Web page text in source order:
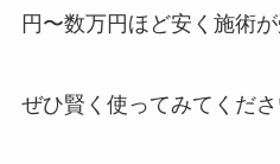
円〜数万円ほど安く施術
ぜひ賢く使ってみてくださ